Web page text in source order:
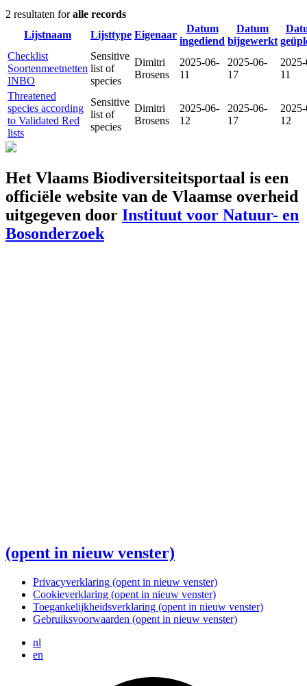
2 resultaten foralle records
Lijstnaam
Lijsttype Eigenaar
Datum
ingediend
Datum
bijgewerkt
Checklist
Soortenmeetnetten
INBO
Sensitive
list of
species
Dimitri
Brosens
2025-06-
11
2025-06-
17
11
Threatened
species according
to Validated Red
lists
Sensitive
list of
species
Dimitri
Brosens
2025-06-
12
2025-06-
17
12
Het Vlaams Biodiversiteitsportaal is een
officiële website van de Vlaamse overheid
uitgegeven door Instituut voor Natuur- en
Bosonderzoek
(opent in nieuw venster)
Privacyverklaring (opent in nieuw venster)
Cookieverklaring (opent in nieuw venster)
Toegankelijkheidsverklaring (opent in nieuw venster)
Gebruiksvoorwaarden (opent in nieuw venster)
nl
en